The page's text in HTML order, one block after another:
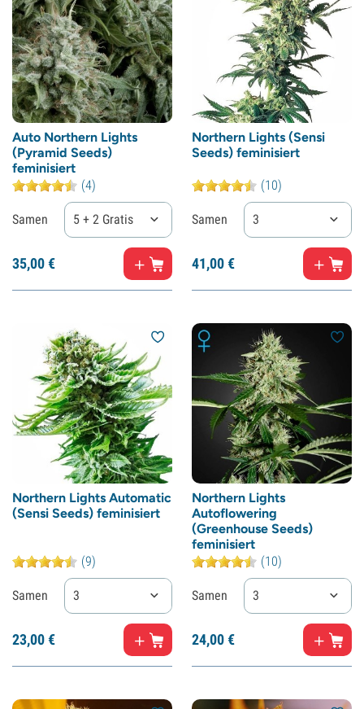
Auto Northern Lights
(Pyramid Seeds)
feminisiert
(4)
Samen 5 + 2 Gratis
35,00€
Northern Lights (Sensi
Seeds) feminisiert
(10)
Samen 3
41,00€
Northern Lights Automatic
(Sensi Seeds) feminisiert
(9)
Samen 3
23,00€
Northern Lights
Autoflowering
(Greenhouse Seeds)
feminisiert
(10)
Samen 3
24,00€